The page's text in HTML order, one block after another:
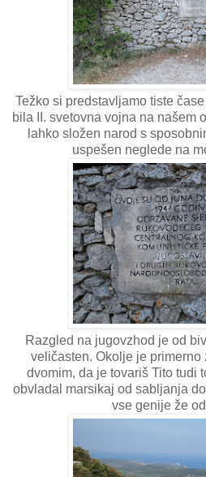
Težko si predstavljamo tiste
bila II. svetovna vojna na našem
lahko složen narod s
uspešen neglede na
Razgled na jugovzhod je od
veličasten. Okolje je
dvomim, da je tovariš Tito tudi
obvladal marsikaj od sabljanja
vse genije že